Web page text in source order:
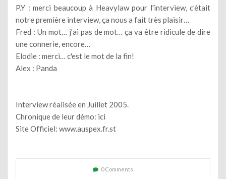
P.Y : merci beaucoup à Heavylaw pour l'interview, c’était
notre première interview, ça nous a fait très plaisir…
Fred : Un mot… j’ai pas de mot… ça va être ridicule de dire
une connerie, encore…
Elodie : merci… c'est le mot de la fin!
Alex : Panda
Interview réalisée en Juillet 2005.
Chronique de leur démo: ici
Site Officiel: www.auspex.fr.st
0 Comments